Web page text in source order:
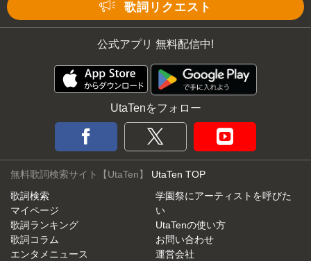
歌詞リクエスト
公式アプリ 無料配信中!
UtaTenをフォロー
無料歌詞検索サイト【UtaTen】 UtaTen TOP
歌詞検索
マイページ
歌詞ランキング
歌詞コラム
エンタメニュース
学園祭にアーティストを呼びた
い
UtaTenの使い方
お問い合わせ
運営会社